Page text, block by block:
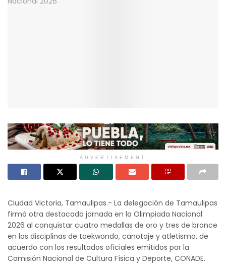
ADVERTISEMENT
Ciudad Victoria, Tamaulipas.- La delegación de Tamaulipas
firmó otra destacada jornada en la Olimpiada Nacional
2026 al conquistar cuatro medallas de oro y tres de bronce
en las disciplinas de taekwondo, canotaje y atletismo, de
acuerdo con los resultados oficiales emitidos por la
Comisión Nacional de Cultura Física y Deporte, CONADE.